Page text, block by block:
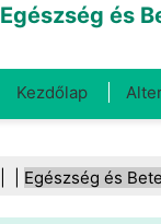
Egészség és
Kezdőlap
Fogegészség
Egészség és